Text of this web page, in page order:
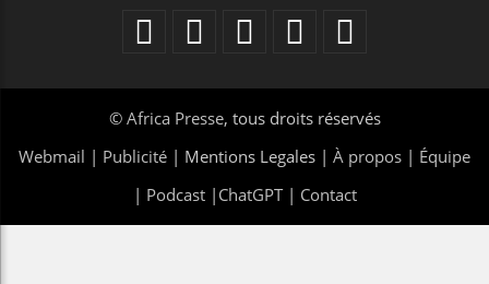
© Africa Presse, tous droits réservés
Webmail | Publicité | Mentions Legales | À propos | Équipe
| Podcast| ChatGPT| Contact